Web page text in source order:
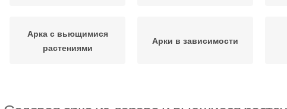
Арка с вьющимися
растениями
Арки в зависимости